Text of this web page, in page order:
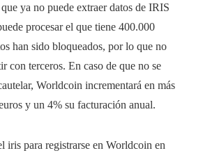
ya no puede extraer datos de IRIS
procesar el que tiene 400.000
han sido bloqueados, por lo que no
con terceros. En caso de que no se
Worldcoin incrementará en más
y un 4% su facturación anual.
iris para registrarse en Worldcoin en